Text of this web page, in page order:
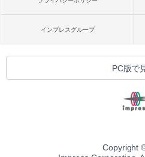
インプレスグループ
PC版で
Copyright